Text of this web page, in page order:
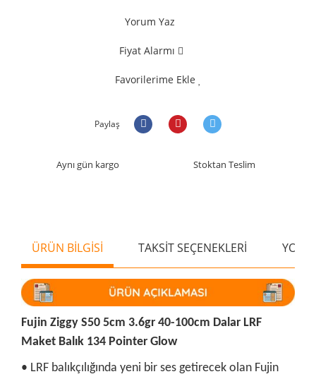
Yorum Yaz
Fiyat Alarmı
Favorilerime Ekle
Paylaş
Aynı gün kargo Stoktan Teslim
ÜRÜN BİLGİSİ TAKSİT SEÇENEKLERİ
Fujin Ziggy S50 5cm 3.6gr 40-100cm Dalar LRF
Maket Balık 134 Pointer Glow
• LRF balıkçılığında yeni bir ses getirecek olan Fujin